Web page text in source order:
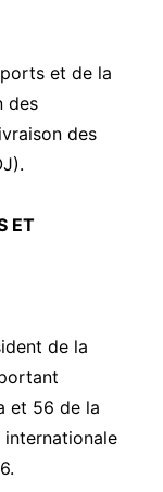
et de la
des
des
ET
de la
et 56 de la
internationale